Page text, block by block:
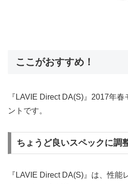
ここがおすすめ！
『LAVIE Direct DA(S)』2017年
ントです。
ちょうど良いスペックに調
『LAVIE Direct DA(S)』は、性能